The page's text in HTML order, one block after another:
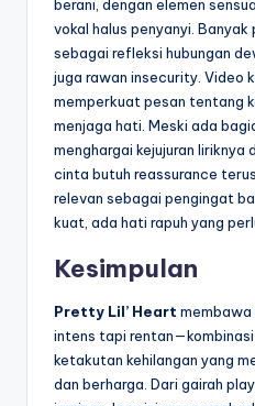
berani, dengan elemen
vokal halus penyanyi.
sebagai refleksi hubungan
juga rawan insecurity. Video
memperkuat pesan tentang
menjaga hati. Meski ada
menghargai kejujuran liriknya
cinta butuh reassurance
relevan sebagai pengingat
kuat, ada hati rapuh yang
Kesimpulan
Pretty Lil’ Heart
intens tapi
ketakutan kehilangan yang
dan berharga. Dari gairah